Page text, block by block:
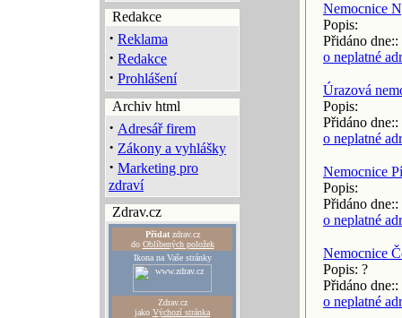
Redakce
· Reklama
· Redakce
· Prohlášení
Archiv html
· Adresář firem
· Zákony a vyhlášky
· Marketing pro
zdraví
Zdrav.cz
Přidatzdrav.cz
do Oblíbených položek
Ikona na Vaše stránky
Zdrav.cz
jako Výchozí stránka
Nemocnice
Popis:
Přidáno
o neplatné
Úrazová
Popis:
Přidáno
o neplatné
Nemocnice
Popis:
Přidáno
o neplatné
Nemocnice
Popis: ?
Přidáno
o neplatné